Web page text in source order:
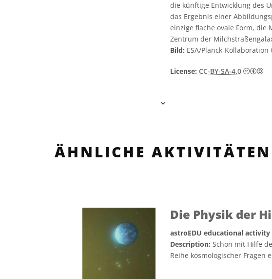
die künftige Entwicklung des
das Ergebnis einer
einzige flache ovale Form, die
Zentrum der
Bild: ESA/Planck-Kollaboration
License: CC-BY-SA-4.0
ÄHNLICHE AKTIVITÄTEN
Die Physik der
astroEDU educational
Description: Schon mit Hilfe
Reihe kosmologischer